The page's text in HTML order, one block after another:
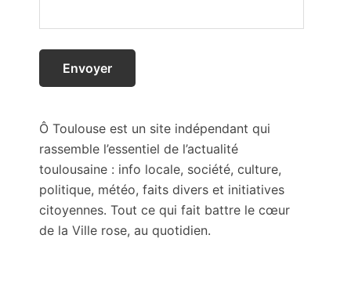
Ô Toulouse est un site indépendant qui
rassemble l’essentiel de l’actualité
toulousaine : info locale, société, culture,
politique, météo, faits divers et initiatives
citoyennes. Tout ce qui fait battre le cœur
de la Ville rose, au quotidien.